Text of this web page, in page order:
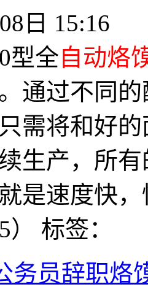
日 15:16
型全自动烙
通过不同
需将和好
生产，所
是速度快
） 标签：
务员辞职烙